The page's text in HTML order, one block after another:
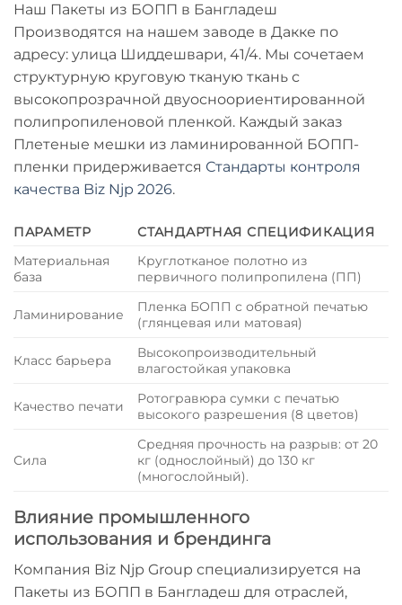
Наш Пакеты из БОПП в Бангладеш
Производятся на нашем заводе в Дакке по
адресу: улица Шиддешвари, 41/4. Мы сочетаем
структурную круговую тканую ткань с
высокопрозрачной двуосноориентированной
полипропиленовой пленкой. Каждый заказ
Плетеные мешки из ламинированной БОПП-
пленки придерживается Стандарты контроля
качества Biz Njp 2026.
ПАРАМЕТР
СТАНДАРТНАЯ СПЕЦИФИКАЦИЯ
Материальная
база
Круглотканое полотно из
первичного полипропилена (ПП)
Ламинирование
Пленка БОПП с обратной печатью
(глянцевая или матовая)
Класс барьера
Высокопроизводительный
влагостойкая упаковка
Качество печати Ротогравюрасумки с печатью
высокого разрешения (8 цветов)
Сила
Средняя прочность на разрыв: от 20
кг (однослойный) до 130 кг
(многослойный).
Влияние промышленного
использования и брендинга
Компания Biz Njp Group специализируется на
Пакеты из БОПП в Бангладеш для отраслей,